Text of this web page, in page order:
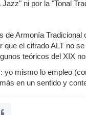
ni por la "Tonal
de Armonía Tradicional
que el cifrado ALT no
teóricos del XIX
yo mismo lo empleo
en un sentido y